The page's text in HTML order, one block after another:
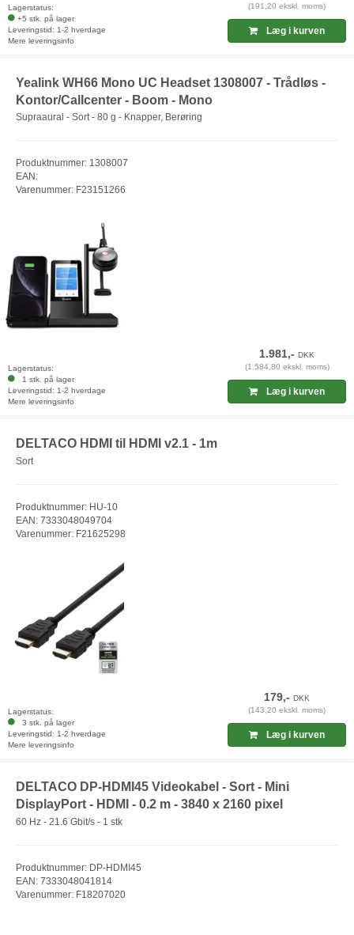
Lagerstatus:
+5 stk. på lager
Leveringstid: 1-2 hverdage
Mere leveringsinfo
(191,20 ekskl. moms)
Læg i kurven
Yealink WH66 Mono UC Headset 1308007 - Trådløs -
Kontor/Callcenter - Boom - Mono
Supraaural - Sort - 80 g - Knapper, Berøring
Produktnummer: 1308007
EAN:
Varenummer: F23151266
Lagerstatus:
1 stk. på lager
Leveringstid: 1-2 hverdage
Mere leveringsinfo
1.981,-DKK
(1.584,80 ekskl. moms)
Læg i kurven
DELTACO HDMI til HDMI v2.1 - 1m
Sort
Produktnummer: HU-10
EAN: 7333048049704
Varenummer: F21625298
Lagerstatus:
3 stk. på lager
Leveringstid: 1-2 hverdage
Mere leveringsinfo
179,-DKK
(143,20 ekskl. moms)
Læg i kurven
DELTACO DP-HDMI45 Videokabel - Sort - Mini
DisplayPort - HDMI - 0.2 m - 3840 x 2160 pixel
60 Hz - 21.6 Gbit/s - 1 stk
Produktnummer: DP-HDMI45
EAN: 7333048041814
Varenummer: F18207020